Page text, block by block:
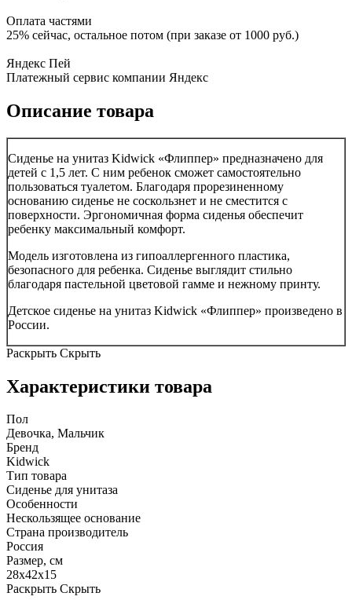
Оплата частями
25% сейчас, остальное потом (при заказе от 1000 руб.)
Яндекс Пей
Платежный сервис компании Яндекс
Описание товара
Сиденье на унитаз Kidwick «Флиппер» предназначено для
детей с 1,5 лет. С ним ребенок сможет самостоятельно
пользоваться туалетом. Благодаря прорезиненному
основанию сиденье не соскользнет и не сместится с
поверхности. Эргономичная форма сиденья обеспечит
ребенку максимальный комфорт.
Модель изготовлена из гипоаллергенного пластика,
безопасного для ребенка. Сиденье выглядит стильно
благодаря пастельной цветовой гамме и нежному принту.
Детское сиденье на унитаз Kidwick «Флиппер» произведено в
России.
Раскрыть Скрыть
Характеристики товара
Пол
Девочка, Мальчик
Бренд
Kidwick
Тип товара
Сиденье для унитаза
Особенности
Нескользящее основание
Страна производитель
Россия
Размер, см
28х42х15
Раскрыть Скрыть